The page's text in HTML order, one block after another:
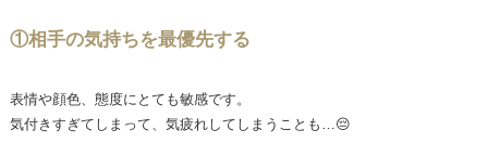
①相手の気持ちを最優先する
表情や顔色、態度にとても敏感です。
気付きすぎてしまって、気疲れしてしまうことも…😔